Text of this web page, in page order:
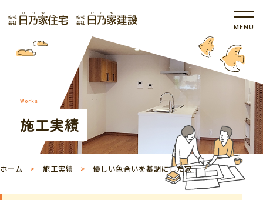
Works
施工実績
ホーム 施工実績 優しい色合いを基調にした家